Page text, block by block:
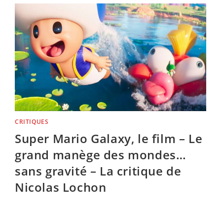
DANS
LE
CREUX
DU
SOUVENIR,
LE
SOUVENIR
DU
CREUX
?
LA
CRITIQUE
DE
MARION
CRITIQUES
Super Mario Galaxy, le film – Le
grand manège des mondes…
sans gravité – La critique de
Nicolas Lochon